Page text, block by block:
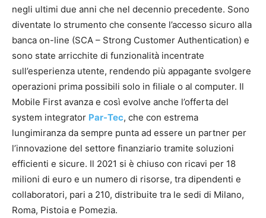
negli ultimi due anni che nel decennio precedente. Sono
diventate lo strumento che consente l’accesso sicuro alla
banca on-line (SCA – Strong Customer Authentication) e
sono state arricchite di funzionalità incentrate
sull’esperienza utente, rendendo più appagante svolgere
operazioni prima possibili solo in filiale o al computer. Il
Mobile First avanza e così evolve anche l’offerta del
system integrator Par-Tec, che con estrema
lungimiranza da sempre punta ad essere un partner per
l’innovazione del settore finanziario tramite soluzioni
efficienti e sicure. Il 2021 si è chiuso con ricavi per 18
milioni di euro e un numero di risorse, tra dipendenti e
collaboratori, pari a 210, distribuite tra le sedi di Milano,
Roma, Pistoia e Pomezia.